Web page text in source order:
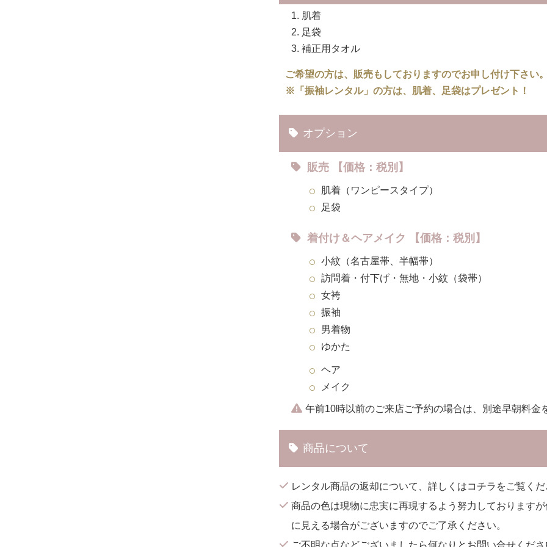
肌着
足袋
補正用タオル
ご希望の方は、販売もしておりますのでお申し付け下さい。
※「振袖レンタル」の方は、肌着、足袋はプレゼント！
オプション
販売 【価格：税別】
肌着（ワンピースタイプ）
足袋
着付け＆ヘアメイク 【価格：税別】
小紋（名古屋帯、半幅帯）
訪問着・付下げ・無地・小紋（袋帯）
女袴
振袖
男着物
ゆかた
ヘア
メイク
午前10時以前のご来店ご予約の場合は、別途早朝料金
商品について
レンタル商品の返却について、詳しくはコチラ をご覧くだ
商品の色は現物に忠実に再現するよう努力しております
に見える場合がございますのでご了承ください。
ご不明な点などございましたら何なりとお問い合せくださ